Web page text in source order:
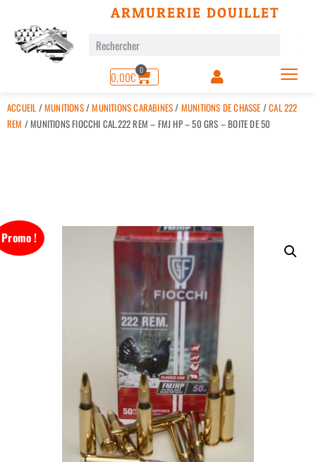
ARMURERIE DOUILLET
0,00€ 0
ACCUEIL /MUNITIONS/MUNITIONS CARABINES/ MUNITIONS DE CHASSE /CAL 222
REM / MUNITIONS FIOCCHI CAL.222 REM – FMJ HP – 50 GRS – BOITE DE 50
Promo !